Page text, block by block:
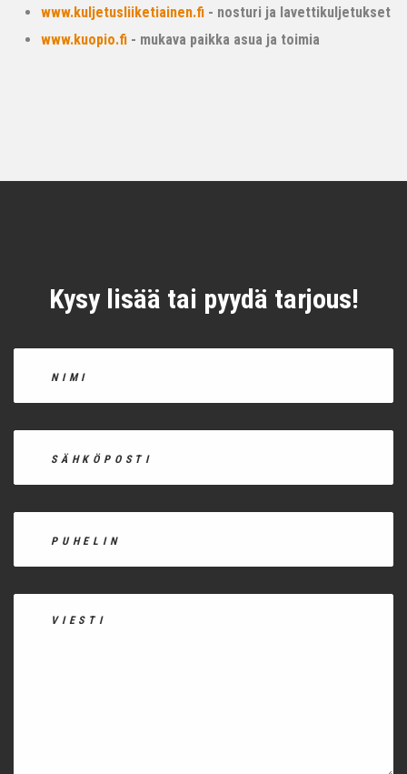
www.kuljetusliiketiainen.fi - nosturi ja lavettikuljetukset
www.kuopio.fi - mukava paikka asua ja toimia
Kysy lisää tai pyydä tarjous!